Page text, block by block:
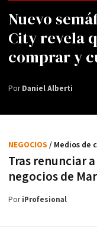
Nuevo
City revela
comprar y
PorDaniel Alberti
Tras renunciar
negocios de
NEGOCIOS / Medios de
PoriProfesional